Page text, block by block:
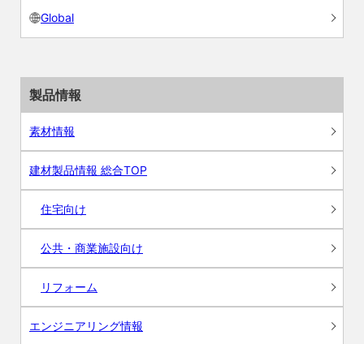
Global
製品情報
素材情報
建材製品情報 総合TOP
住宅向け
公共・商業施設向け
リフォーム
エンジニアリング情報